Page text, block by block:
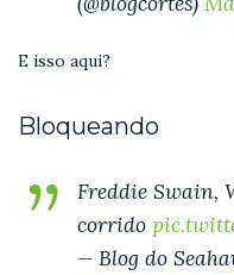
E isso aqui?
Bloqueando
Freddie Swain,
corrido
— Blog do